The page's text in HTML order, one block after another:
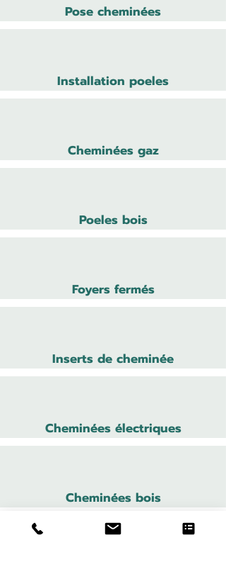
Pose cheminées
Installation poeles
Cheminées gaz
Poeles bois
Foyers fermés
Inserts de cheminée
Cheminées électriques
Cheminées bois